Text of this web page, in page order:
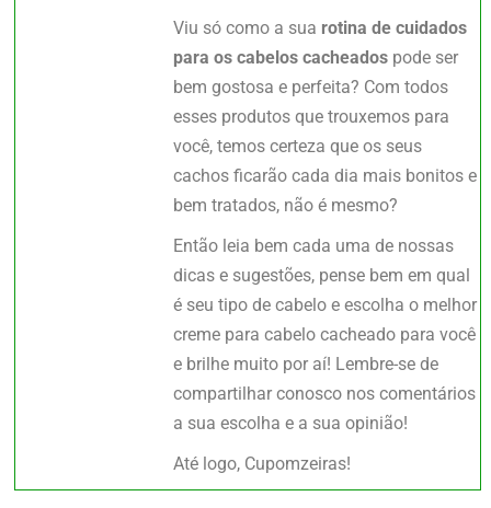
Viu só como a sua rotina de cuidados
para os cabelos cacheados pode ser
bem gostosa e perfeita? Com todos
esses produtos que trouxemos para
você, temos certeza que os seus
cachos ficarão cada dia mais bonitos e
bem tratados, não é mesmo?
Então leia bem cada uma de nossas
dicas e sugestões, pense bem em qual
é seu tipo de cabelo e escolha o melhor
creme para cabelo cacheado para você
e brilhe muito por aí! Lembre-se de
compartilhar conosco nos comentários
a sua escolha e a sua opinião!
Até logo, Cupomzeiras!